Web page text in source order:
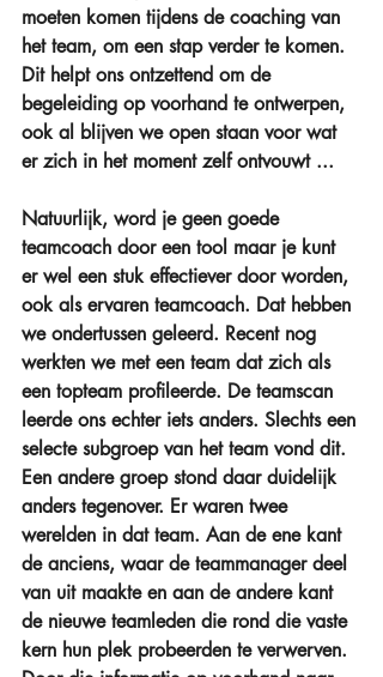
moeten komen tijdens de coaching van
het team, om een stap verder te komen.
Dit helpt ons ontzettend om de
begeleiding op voorhand te ontwerpen,
ook al blijven we open staan voor wat
er zich in het moment zelf ontvouwt ...
Natuurlijk, word je geen goede
teamcoach door een tool maar je kunt
er wel een stuk effectiever door worden,
ook als ervaren teamcoach. Dat hebben
we ondertussen geleerd. Recent nog
werkten we met een team dat zich als
een topteam profileerde. De teamscan
leerde ons echter iets anders. Slechts een
selecte subgroep van het team vond dit.
Een andere groep stond daar duidelijk
anders tegenover. Er waren twee
werelden in dat team. Aan de ene kant
de anciens, waar de teammanager deel
van uit maakte en aan de andere kant
de nieuwe teamleden die rond die vaste
kern hun plek probeerden te verwerven.